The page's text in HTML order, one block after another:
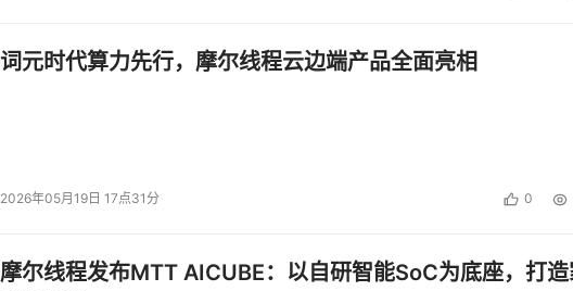
词元时代算力先行，摩尔线程云边端产品全面亮相
2026年05月19日 17点31分 0
摩尔线程发布MTT AICUBE：以自研智能SoC为底座，打